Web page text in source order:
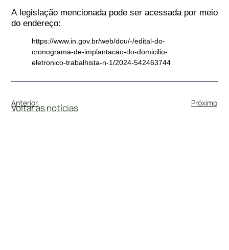
A legislação mencionada pode ser acessada por meio
do endereço:
https://www.in.gov.br/web/dou/-/edital-do-
cronograma-de-implantacao-do-domicilio-
eletronico-trabalhista-n-1/2024-542463744
Anterior Próximo
Voltar às notícias